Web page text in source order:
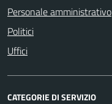
Personale amministrativo
Politici
Uffici
CATEGORIE DI SERVIZIO